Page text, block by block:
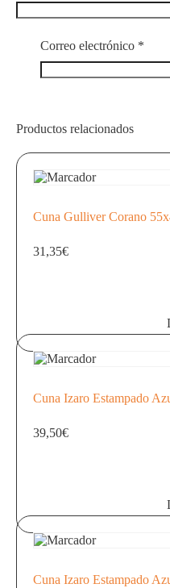
Correo electrónico *
Productos relacionados
Cuna Gulliver Corano
31,35€
Cuna Izaro Estampado
39,50€
Cuna Izaro Estampado